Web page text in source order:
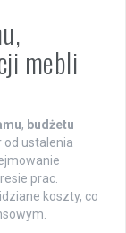
mebli
, budżetu
od ustalenia
prac.
koszty, co